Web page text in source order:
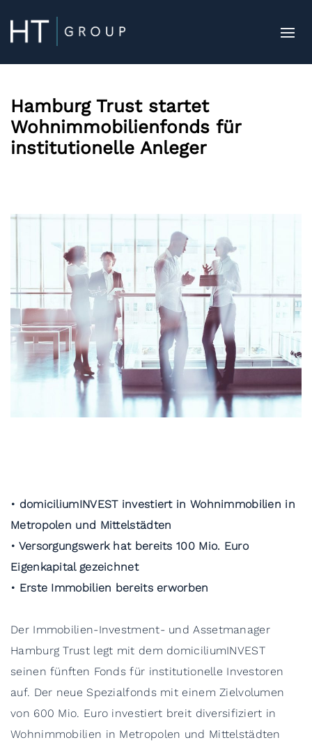
Hamburg Trust startet
Wohnimmobilienfonds für
institutionelle Anleger
• domiciliumINVEST investiert in Wohnimmobilien in
Metropolen und Mittelstädten
• Versorgungswerk hat bereits 100 Mio. Euro
Eigenkapital gezeichnet
• Erste Immobilien bereits erworben
Der Immobilien-Investment- und Assetmanager
Hamburg Trust legt mit dem domiciliumINVEST
seinen fünften Fonds für institutionelle Investoren
auf. Der neue Spezialfonds mit einem Zielvolumen
von 600 Mio. Euro investiert breit diversifiziert in
Wohnimmobilien in Metropolen und Mittelstädten